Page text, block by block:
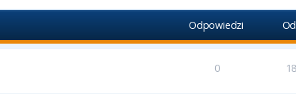
Odpowiedzi
0